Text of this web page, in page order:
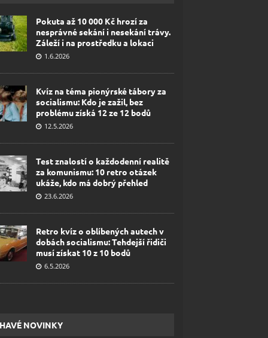
Pokuta až 10 000 Kč hrozí za
nesprávné sekání i nesekání trávy.
Záleží i na prostředku a lokaci
1.6.2026
Kvíz na téma pionýrské tábory za
socialismu: Kdo je zažil, bez
problému získá 12 ze 12 bodů
12.5.2026
Test znalostí o každodenní realitě
za komunismu: 10 retro otázek
ukáže, kdo má dobrý přehled
23.6.2026
Retro kvíz o oblíbených autech v
dobách socialismu: Tehdejší řidiči
musí získat 10 z 10 bodů
6.5.2026
NOVINKY